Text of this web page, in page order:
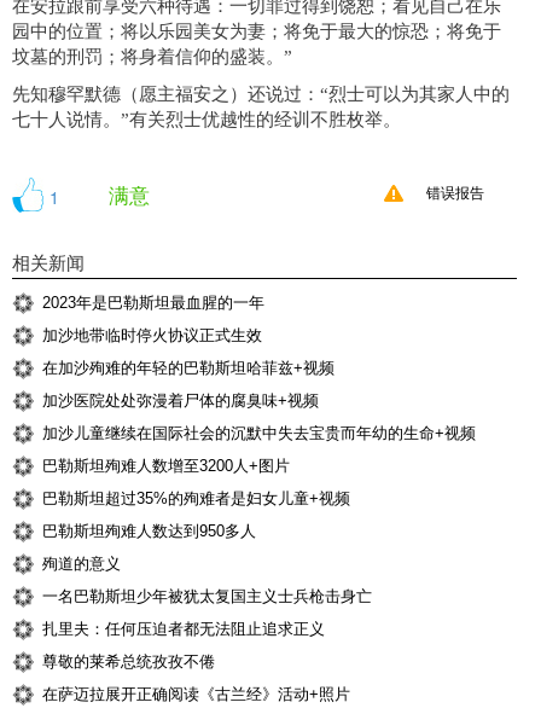
在安拉跟前享受六种待遇：一切罪过得到饶恕；看见自己在乐
园中的位置；将以乐园美女为妻；将免于最大的惊恐；将免于
坟墓的刑罚；将身着信仰的盛装。 ”
先知穆罕默德（愿主福安之）还说过： “烈士可以为其家人中的
七十人说情。 ”有关烈士优越性的经训不胜枚举。
1 满意 错误报告
相关新闻
2023年是巴勒斯坦最血腥的一年
加沙地带临时停火协议正式生效
在加沙殉难的年轻的巴勒斯坦哈菲兹+视频
加沙医院处处弥漫着尸体的腐臭味+视频
加沙儿童继续在国际社会的沉默中失去宝贵而年幼的生命+视频
巴勒斯坦殉难人数增至3200人+图片
巴勒斯坦超过35%的殉难者是妇女儿童+视频
巴勒斯坦殉难人数达到950多人
殉道的意义
一名巴勒斯坦少年被犹太复国主义士兵枪击身亡
扎里夫：任何压迫者都无法阻止追求正义
尊敬的莱希总统孜孜不倦
在萨迈拉展开正确阅读《古兰经》活动+照片